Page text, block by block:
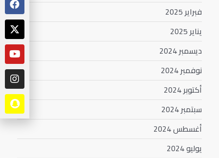
فبراير 2025
يناير 2025
ديسمبر 2024
نوفمبر 2024
أكتوبر 2024
سبتمبر 2024
أغسطس 2024
يوليو 2024